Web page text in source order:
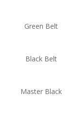
Green Belt
Black Belt
Master Black